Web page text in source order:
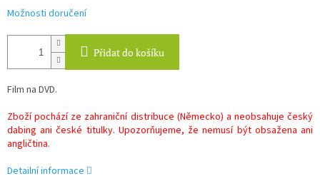
Možnosti doručení
Přidat do košíku
Film na DVD.
Zboží pochází ze zahraniční distribuce (Německo) a neobsahuje český
dabing ani české titulky. Upozorňujeme, že nemusí být obsažena ani
angličtina.
Detailní informace